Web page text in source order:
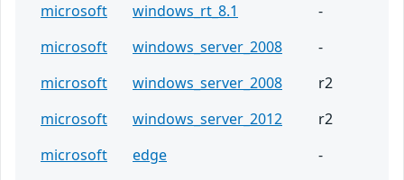
microsoft
windows_rt_8.1
-
microsoft
windows_server_2008
-
microsoft
windows_server_2008
r2
microsoft
windows_server_2012
r2
microsoft
edge
-